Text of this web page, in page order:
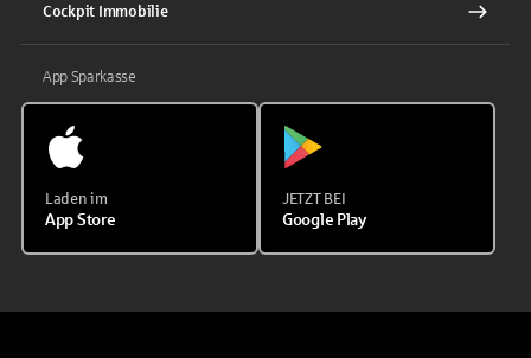
Cockpit Immobilie
App Sparkasse
Laden im
App Store
JETZT BEI
Google Play